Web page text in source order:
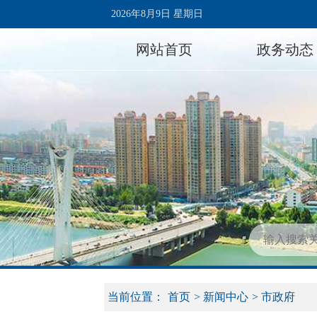
2026年8月9日 星期日
网站首页 政务动态
当前位置： 首页 > 新闻中心 > 市政府